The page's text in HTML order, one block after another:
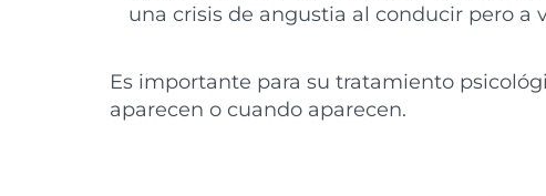
una crisis de angustia al conducir pero a
Es importante para su tratamiento
aparecen o cuando aparecen.